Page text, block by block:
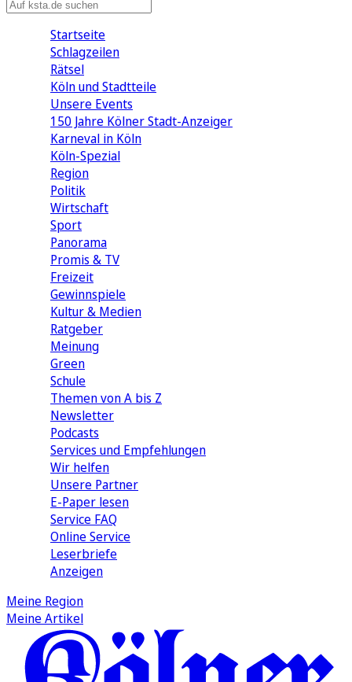
Startseite
Schlagzeilen
Rätsel
Köln und Stadtteile
Unsere Events
150 Jahre Kölner Stadt-Anzeiger
Karneval in Köln
Köln-Spezial
Region
Politik
Wirtschaft
Sport
Panorama
Promis & TV
Freizeit
Gewinnspiele
Kultur & Medien
Ratgeber
Meinung
Green
Schule
Themen von A bis Z
Newsletter
Podcasts
Services und Empfehlungen
Wir helfen
Unsere Partner
E-Paper lesen
Service FAQ
Online Service
Leserbriefe
Anzeigen
Meine Region
Meine Artikel